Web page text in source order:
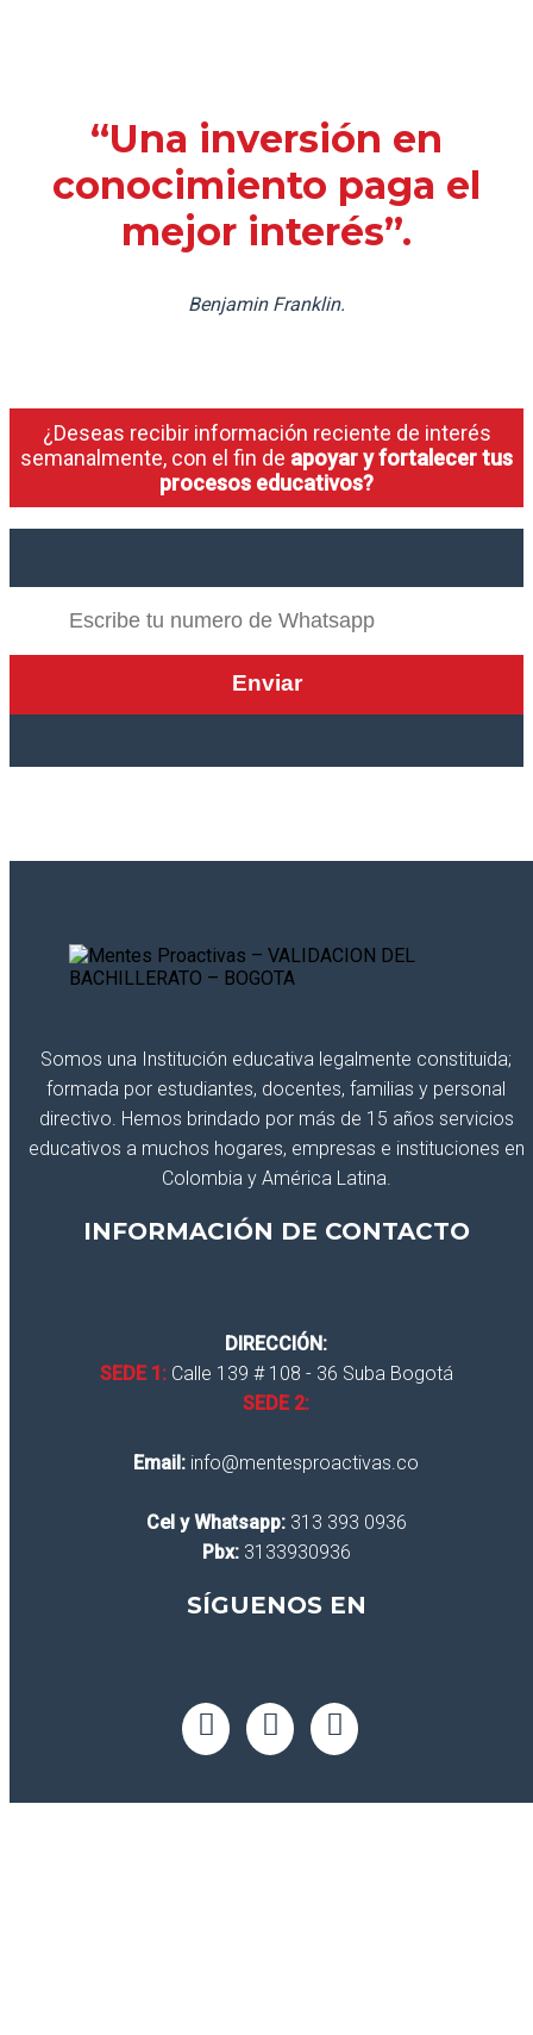
“Una inversión en
conocimiento paga el
mejor interés”.
Benjamin Franklin.
¿Deseas recibir información reciente de interés
semanalmente, con el fin de apoyar y fortalecer tus
procesos educativos?
Somos una Institución educativa legalmente constituida;
formada por estudiantes, docentes, familias y personal
directivo. Hemos brindado por más de 15 años servicios
educativos a muchos hogares, empresas e instituciones en
Colombia y América Latina.
INFORMACIÓN DE CONTACTO
DIRECCIÓN:
SEDE 1:Calle 139 # 108 - 36 Suba Bogotá
SEDE 2:
Email: info@mentesproactivas.co
Cel y Whatsapp:313 393 0936
Pbx:3133930936
SÍGUENOS EN